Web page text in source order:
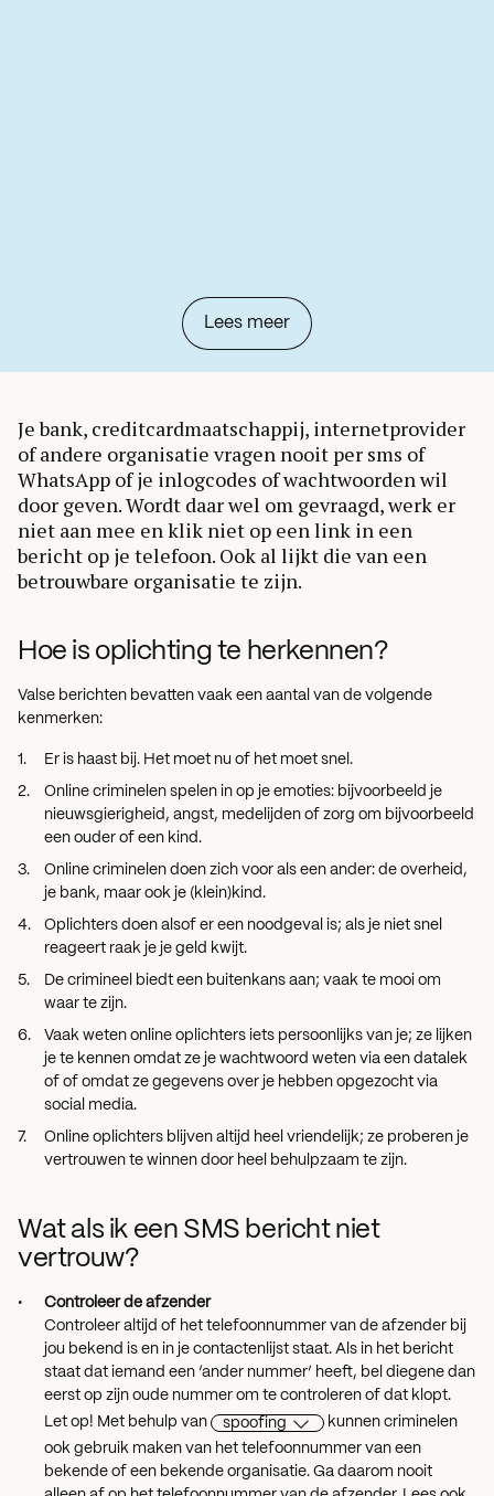
Lees meer
Je bank, creditcardmaatschappij, internetprovider
of andere organisatie vragen nooit per sms of
WhatsApp of je inlogcodes of wachtwoorden wil
door geven. Wordt daar wel om gevraagd, werk er
niet aan mee en klik niet op een link in een
bericht op je telefoon. Ook al lijkt die van een
betrouwbare organisatie te zijn.
Hoe is oplichting te herkennen?
Valse berichten bevatten vaak een aantal van de volgende
kenmerken:
Er is haast bij. Het moet nu of het moet snel.
Online criminelen spelen in op je emoties: bijvoorbeeld je
nieuwsgierigheid, angst, medelijden of zorg om bijvoorbeeld
een ouder of een kind.
Online criminelen doen zich voor als een ander: de overheid,
je bank, maar ook je (klein)kind.
Oplichters doen alsof er een noodgeval is; als je niet snel
reageert raak je je geld kwijt.
De crimineel biedt een buitenkans aan; vaak te mooi om
waar te zijn.
Vaak weten online oplichters iets persoonlijks van je; ze lijken
je te kennen omdat ze je wachtwoord weten via een datalek
of of omdat ze gegevens over je hebben opgezocht via
social media.
Online oplichters blijven altijd heel vriendelijk; ze proberen je
vertrouwen te winnen door heel behulpzaam te zijn.
Wat als ik een SMS bericht niet
vertrouw?
Controleer de afzender
Controleer altijd of het telefoonnummer van de afzender bij
jou bekend is en in je contactenlijst staat. Als in het bericht
staat dat iemand een ‘ander nummer’ heeft, bel diegene dan
eerst op zijn oude nummer om te controleren of dat klopt.
Let op! Met behulp van
spoofing
kunnen criminelen
ook gebruik maken van het telefoonnummer van een
bekende of een bekende organisatie. Ga daarom nooit